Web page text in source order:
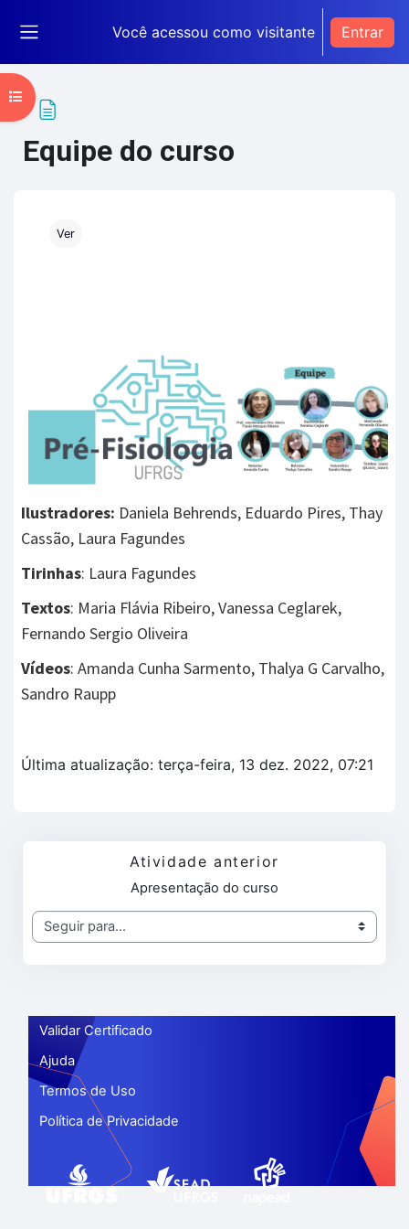
Você acessou como visitante Entrar
Equipe do curso
Abrir índice do curso
Ver
Ilustradores: Daniela Behrends, Eduardo Pires, Thay
Cassão, Laura Fagundes
Tirinhas: Laura Fagundes
Textos: Maria Flávia Ribeiro, Vanessa Ceglarek,
Fernando Sergio Oliveira
Vídeos: Amanda Cunha Sarmento, Thalya G Carvalho,
Sandro Raupp
Última atualização: terça-feira, 13 dez. 2022, 07:21
Atividade anterior
Apresentação do curso
Seguir para...
Validar Certificado
Ajuda
Termos de Uso
Política de Privacidade